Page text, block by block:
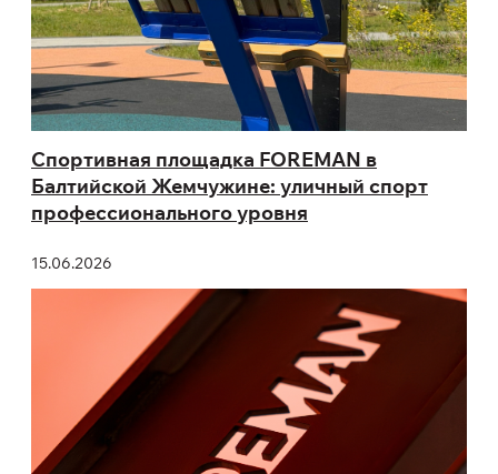
Спортивная площадка FOREMAN в
Балтийской Жемчужине: уличный спорт
профессионального уровня
15.06.2026